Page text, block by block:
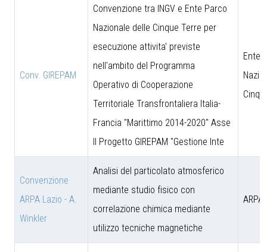
Conv. GIREPAM
Convenzione tra INGV e Ente Parco
Nazionale delle Cinque Terre per
esecuzione attivita' previste
nell'ambito del Programma
Operativo di Cooperazione
Territoriale Transfrontaliera Italia-
Francia "Marittimo 2014-2020" Asse
II Progetto GIREPAM "Gestione Inte
Ente
Convenzione
ARPA Lazio - A.
Winkler
Analisi del particolato atmosferico
mediante studio fisico con
correlazione chimica mediante
utilizzo tecniche magnetiche
ARPA